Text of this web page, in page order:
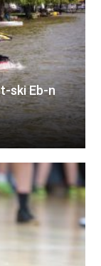
ski Eb-n